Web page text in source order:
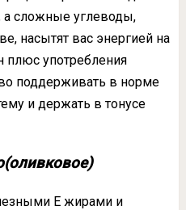
сложные углеводы,
насытят вас энергией на
плюс употребления
поддерживать в норме
и держать в тонусе
Е жирами и